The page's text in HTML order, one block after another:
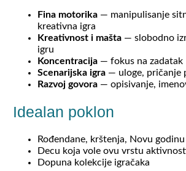
Fina motorika— manipulisanje
kreativna igra
Kreativnost i mašta— slobodno
igru
Koncentracija— fokus na zadatak
Scenarijska igra— uloge, pričanje
Razvoj govora— opisivanje,
Idealan poklon
Rođendane, krštenja, Novu godinu
Decu koja vole ovu vrstu
Dopuna kolekcije igračaka